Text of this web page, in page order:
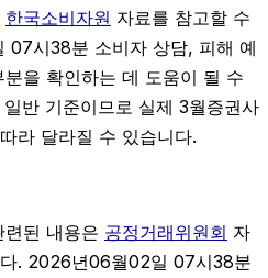
한국소비자원 자료를 참고할 수
시38분 소비자 상담, 피해 예
을 확인하는 데 도움이 될 수
반 기준이므로 실제 3월증권사
라 달라질 수 있습니다.
된 내용은 공정거래위원회 자
. 2026년06월02일 07시38분